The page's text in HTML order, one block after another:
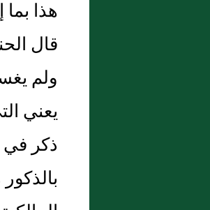
هذا
قال
ولم
يعني
ذكر في